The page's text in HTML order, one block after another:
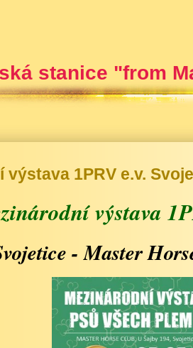
stanice "from
výstava 1PRV e.v.
výstava
- Master